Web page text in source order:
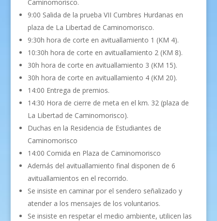
Caminomorisco.
9:00 Salida de la prueba VII Cumbres Hurdanas en
plaza de La Libertad de Caminomorisco.
9:30h hora de corte en avituallamiento 1 (KM 4).
10:30h hora de corte en avituallamiento 2 (KM 8).
30h hora de corte en avituallamiento 3 (KM 15).
30h hora de corte en avituallamiento 4 (KM 20).
14:00 Entrega de premios.
14:30 Hora de cierre de meta en el km. 32 (plaza de
La Libertad de Caminomorisco).
Duchas en la Residencia de Estudiantes de
Caminomorisco
14:00 Comida en Plaza de Caminomorisco
Además del avituallamiento final disponen de 6
avituallamientos en el recorrido.
Se insiste en caminar por el sendero señalizado y
atender a los mensajes de los voluntarios.
Se insiste en respetar el medio ambiente, utilicen las